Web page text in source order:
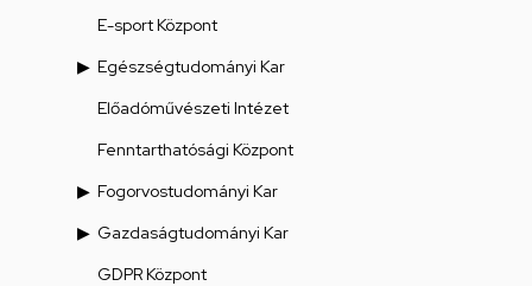
E-sport Központ
Egészségtudományi Kar
Előadóművészeti Intézet
Fenntarthatósági Központ
Fogorvostudományi Kar
Gazdaságtudományi Kar
GDPR Központ